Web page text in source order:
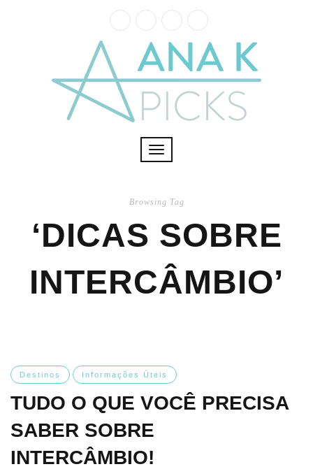
Toggle
Browsing Tag
‘DICAS SOBRE
INTERCÂMBIO’
Destinos Informações Úteis
TUDO O QUE VOCÊ PRECISA
SABER SOBRE
INTERCÂMBIO!